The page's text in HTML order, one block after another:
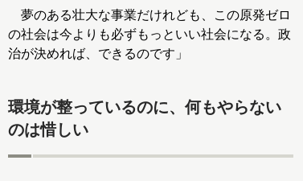
夢のある壮大な事業だけれども、この原発ゼロ
の社会は今よりも必ずもっといい社会になる。政
治が決めれば、できるのです」
環境が整っているのに、何もやらない
のは惜しい